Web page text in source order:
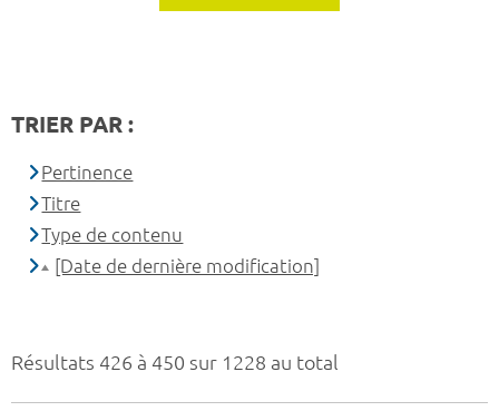
Résultats 426 à 450 sur 1228 au total
TRIER PAR :
Pertinence
Titre
Type de contenu
[Date de dernière modification]